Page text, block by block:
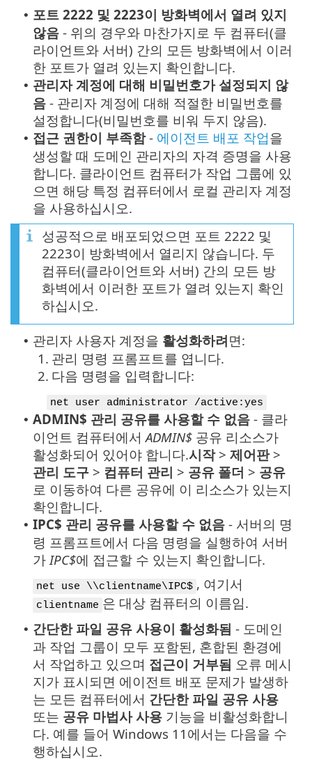
• 포트 2222 및 2223이 방화벽에서 열려 있지
않음 - 위의 경우와 마찬가지로 두 컴퓨터(클
라이언트와 서버) 간의 모든 방화벽에서 이러
한 포트가 열려 있는지 확인합니다.
• 관리자 계정에 대해 비밀번호가 설정되지 않
음 - 관리자 계정에 대해 적절한 비밀번호를
설정합니다(비밀번호를 비워 두지 않음).
• 접근 권한이 부족함- 에이전트 배포 작업을
생성할 때 도메인 관리자의 자격 증명을 사용
합니다. 클라이언트 컴퓨터가 작업 그룹에 있
으면 해당 특정 컴퓨터에서 로컬 관리자 계정
을 사용하십시오.
성공적으로 배포되었으면 포트 2222 및
2223이 방화벽에서 열리지 않습니다. 두
컴퓨터(클라이언트와 서버) 간의 모든 방
화벽에서 이러한 포트가 열려 있는지 확인
하십시오.
• 관리자 사용자 계정을 활성화하려면:
1. 관리 명령 프롬프트를 엽니다.
2. 다음 명령을 입력합니다:
net user administrator /active:yes
• ADMIN$ 관리 공유를 사용할 수 없음 - 클라
이언트 컴퓨터에서ADMIN$ 공유 리소스가
활성화되어 있어야 합니다.시작> 제어판>
관리 도구 > 컴퓨터 관리 > 공유 폴더 > 공유
로 이동하여 다른 공유에 이 리소스가 있는지
확인합니다.
• IPC$ 관리 공유를 사용할 수 없음 - 서버의 명
령 프롬프트에서 다음 명령을 실행하여 서버
가IPC$에 접근할 수 있는지 확인합니다.
net use \\clientname\IPC$ , 여기서
clientname 은 대상 컴퓨터의 이름임.
• 간단한 파일 공유 사용이 활성화됨 - 도메인
과 작업 그룹이 모두 포함된, 혼합된 환경에
서 작업하고 있으며 접근이 거부됨 오류 메시
지가 표시되면 에이전트 배포 문제가 발생하
는 모든 컴퓨터에서 간단한 파일 공유 사용
또는 공유 마법사 사용 기능을 비활성화합니
다. 예를 들어 Windows 11에서는 다음을 수
행하십시오.